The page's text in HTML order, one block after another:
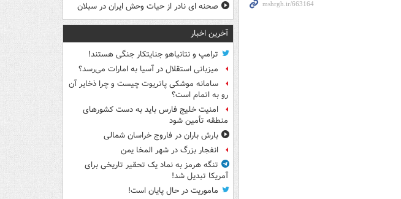
صحنه ای نادر از حیات وحش ایران در سبلان
آخرین اخبار
ترامپ و نتانیاهو جنایتکار جنگی هستند!
میزبانی استقلال در آسیا به امارات می‌رسد؟
سامانه موشکی پاتریوت چیست و چرا ذخایر آن
رو به اتمام است؟
امنیت خلیج فارس باید به دست کشورهای
منطقه تأمین شود
بارش باران در فاروج خراسان شمالی
انفجار بزرگ در شهر المخا یمن
تنگه هرمز به نماد یک تحقیر تاریخی برای
آمریکا تبدیل شد!
ماموریت در حال پایان است!